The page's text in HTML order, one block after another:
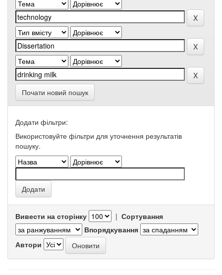
Почати новий пошук
Додати фільтри:
Використовуйте фільтри для уточнення результатів
пошуку.
Вивести на сторінку | Сортування
Впорядкування
Автори